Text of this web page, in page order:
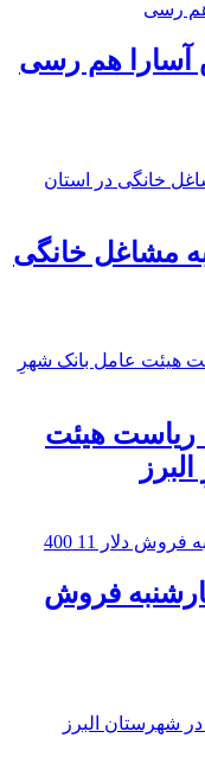
آسارا هم رسی
مشاغل خانگی
ریاست هیئت
فروش